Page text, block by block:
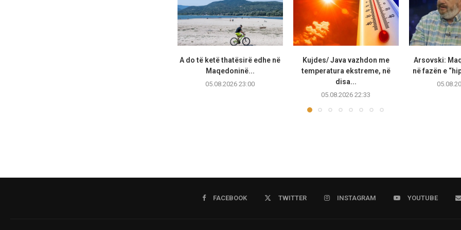
A do të ketë thatësirë edhe në
Maqedoninë...
05.08.2026 23:00
Kujdes/ Java vazhdon me
temperatura ekstreme, në
disa...
05.08.2026 22:33
Arsovski:
në fazën e
FACEBOOK TWITTER INSTAGRAM YOUTUBE